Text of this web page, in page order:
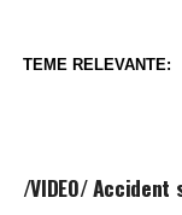
TEME RELEVANTE:
/VIDEO/